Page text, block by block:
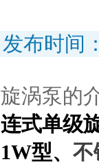
发布时间
旋涡泵的
连式单级
1W型、 不